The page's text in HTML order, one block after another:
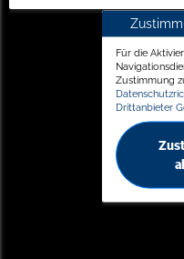
Für die
Zustimmung
Drittanbieter